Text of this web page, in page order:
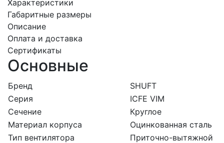
Характеристики
Габаритные размеры
Описание
Оплата и доставка
Сертификаты
Основные
Бренд
SHUFT
Серия
ICFE VIM
Сечение
Круглое
Материал корпуса
Оцинкованная сталь
Тип вентилятора
Приточно-вытяжной